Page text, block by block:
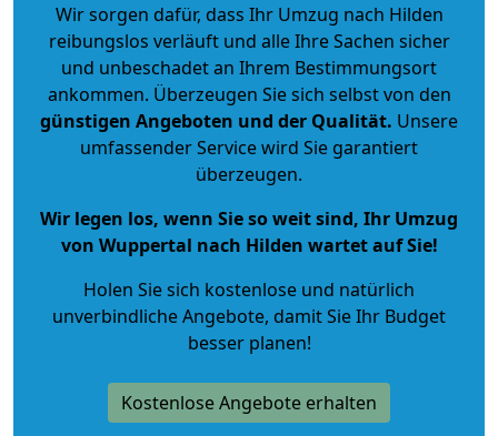
Wir sorgen dafür, dass Ihr Umzug nach Hilden
reibungslos verläuft und alle Ihre Sachen sicher
und unbeschadet an Ihrem Bestimmungsort
ankommen. Überzeugen Sie sich selbst von den
günstigen Angeboten und der Qualität. Unsere
umfassender Service wird Sie garantiert
überzeugen.
Wir legen los, wenn Sie so weit sind, Ihr Umzug
von Wuppertal nach Hilden wartet auf Sie!
Holen Sie sich kostenlose und natürlich
unverbindliche Angebote, damit Sie Ihr Budget
besser planen!
Kostenlose Angebote erhalten